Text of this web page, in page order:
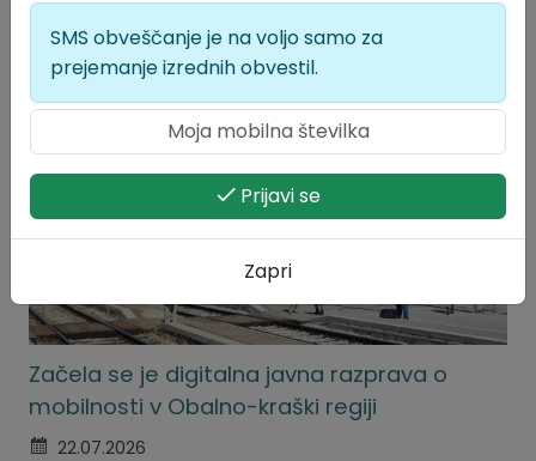
Senožeče in Vreme bodo v nedeljo,...
Začela se je digitalna javna razprava o
mobilnosti v Obalno-kraški regiji
22.07.2026
SMS obveščanje je na voljo samo za
prejemanje izrednih obvestil.
Prijavi se
Zapri